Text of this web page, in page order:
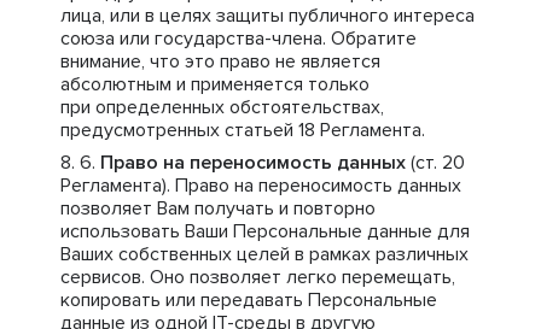
лица, или в целях защиты публичного интереса
союза или государства-члена. Обратите
внимание, что это право не является
абсолютным и применяется только
при определенных обстоятельствах,
предусмотренных статьей 18 Регламента.
Право на переносимость данных (ст. 20
Регламента). Право на переносимость данных
позволяет Вам получать и повторно
использовать Ваши Персональные данные для
Ваших собственных целей в рамках различных
сервисов. Оно позволяет легко перемещать,
копировать или передавать Персональные
данные из одной IT-среды в другую